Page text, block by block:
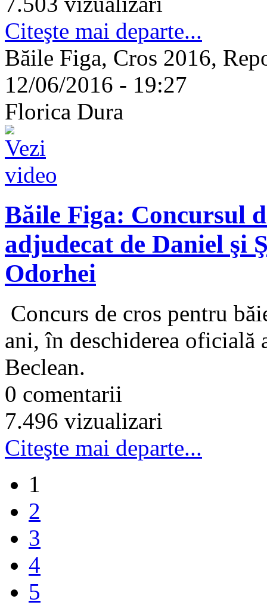
Citeşte mai departe...
Băile Figa, Cros 2016,
12/06/2016 - 19:27
Florica Dura
Băile Figa: Concursul
adjudecat de Daniel şi
Odorhei
Concurs de cros pentru
ani, în deschiderea oficială
Beclean.
0 comentarii
7.496 vizualizari
Citeşte mai departe...
1
2
3
4
5